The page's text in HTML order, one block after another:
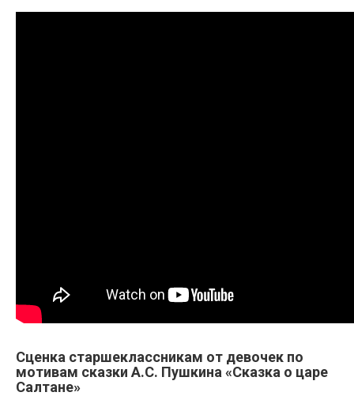
Сценка старшеклассникам от девочек по
мотивам сказки А.С. Пушкина «Сказка о царе
Салтане»